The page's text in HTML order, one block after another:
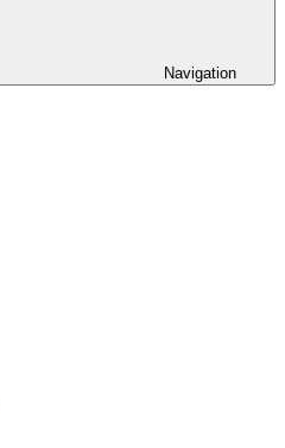
Navigation